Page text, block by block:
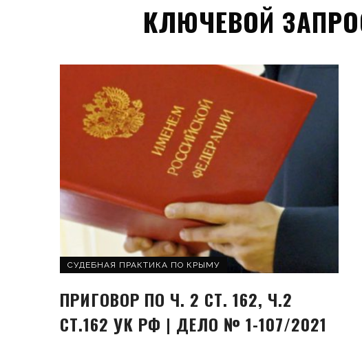
КЛЮЧЕВОЙ
СУДЕБНАЯ ПРАКТИКА ПО КРЫМУ
ПРИГОВОР ПО Ч. 2 СТ. 162, Ч.2
СТ.162 УК РФ | ДЕЛО № 1-107/2021